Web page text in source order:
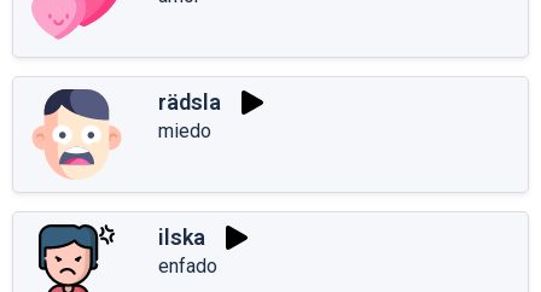
rädsla
miedo
ilska
enfado